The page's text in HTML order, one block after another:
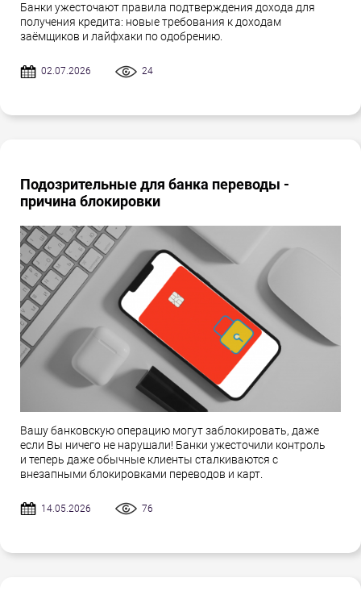
Банки ужесточают правила подтверждения дохода для
получения кредита: новые требования к доходам
заёмщиков и лайфхаки по одобрению.
02.07.2026 24
Подозрительные для банка переводы -
причина блокировки
Вашу банковскую операцию могут заблокировать, даже
если Вы ничего не нарушали! Банки ужесточили контроль
и теперь даже обычные клиенты сталкиваются с
внезапными блокировками переводов и карт.
14.05.2026 76